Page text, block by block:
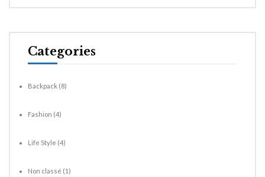
Categories
Backpack (8)
Fashion (4)
Life Style (4)
Non classé (1)